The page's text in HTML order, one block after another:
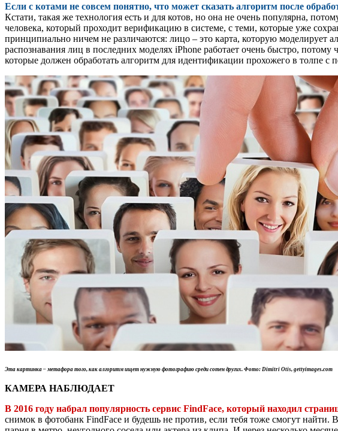
Если с котами не совсем понятно, что может сказать алгоритм после
Кстати, такая же технология есть и для котов, но она не очень популярна,
человека, который проходит верификацию в системе, с теми, которые уже
принципиально ничем не различаются: лицо – это карта, которую моделирует
распознавания лиц в последних моделях iPhone работает очень быстро,
которые должен обработать алгоритм для идентификации прохожего в толпе
Эта картинка – метафора того, как алгоритм ищет нужную фотографию среди сотен других. Фото: Dimitri Otis, gettyimages.com
КАМЕРА НАБЛЮДАЕТ
В 2016 году набрал популярность сервис FindFace, который находил
снимок в фотобанк FindFace и будешь не против, если тебя тоже смогут